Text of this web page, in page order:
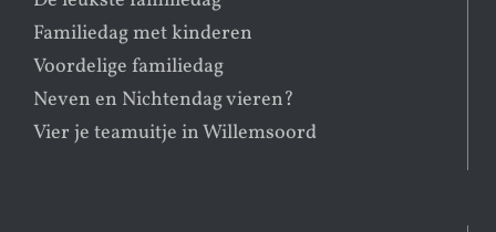
Familiedag met kinderen
Voordelige familiedag
Neven en Nichtendag vieren?
Vier je teamuitje in Willemsoord